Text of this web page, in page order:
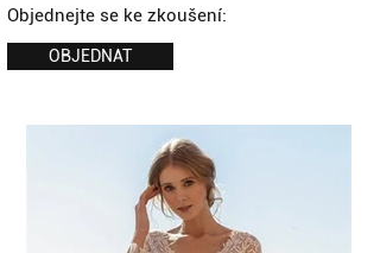
Objednejte se ke zkoušení:
OBJEDNAT